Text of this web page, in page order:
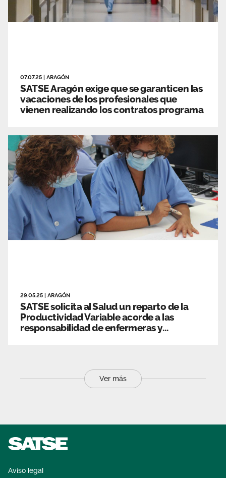
07.07.25 ARAGÓN
SATSE Aragón exige que se garanticen las
vacaciones de los profesionales que
vienen realizando los contratos programa
29.05.25 ARAGÓN
SATSE solicita al Salud un reparto de la
Productividad Variable acorde a las
responsabilidad de enfermeras y
Ver más
Aviso legal